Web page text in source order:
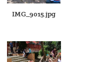
IMG_9015.jpg